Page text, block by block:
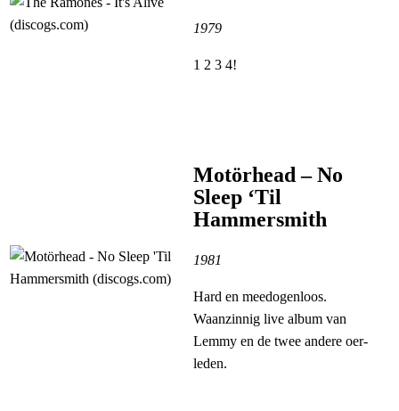
1979
1 2 3 4!
Motörhead – No
Sleep ‘Til
Hammersmith
1981
Hard en meedogenloos.
Waanzinnig live album van
Lemmy en de twee andere oer-
leden.